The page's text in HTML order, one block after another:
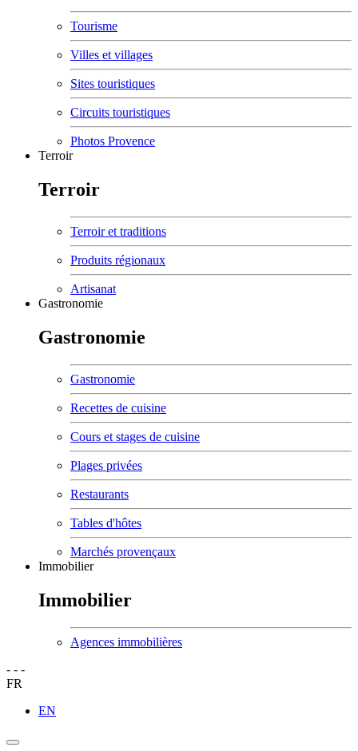
Tourisme
Villes et villages
Sites touristiques
Circuits touristiques
Photos Provence
Terroir
Terroir
Terroir et traditions
Produits régionaux
Artisanat
Gastronomie
Gastronomie
Gastronomie
Recettes de cuisine
Cours et stages de cuisine
Plages privées
Restaurants
Tables d'hôtes
Marchés provençaux
Immobilier
Immobilier
Agences immobilières
- - -
FR
EN